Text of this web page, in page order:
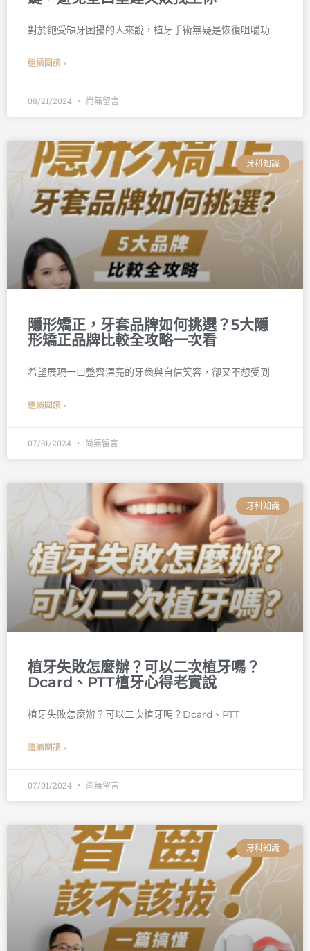
對於飽受缺牙困擾的人來說，植牙手術無疑是恢復咀嚼功
繼續閱讀 »
08/21/2024 尚無留言
牙科知識
隱形矯正，牙套品牌如何挑選？5大隱
形矯正品牌比較全攻略一次看
希望展現一口整齊漂亮的牙齒與自信笑容，卻又不想受到
繼續閱讀 »
07/31/2024 尚無留言
牙科知識
植牙失敗怎麼辦？可以二次植牙嗎？
Dcard、PTT植牙心得老實說
植牙失敗怎麼辦？可以二次植牙嗎？Dcard、PTT
繼續閱讀 »
07/01/2024 尚無留言
牙科知識